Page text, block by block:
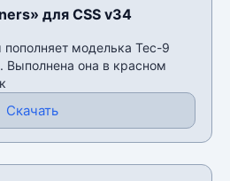
для CSS v34
моделька Tec-9
Выполнена она в красном
Скачать